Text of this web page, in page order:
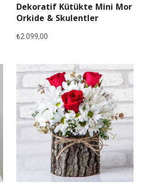
Dekoratif Kütükte Mini Mor
Orkide & Skulentler
₺2.099,00